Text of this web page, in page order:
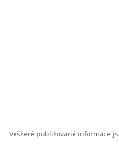
Veškeré publikované informace